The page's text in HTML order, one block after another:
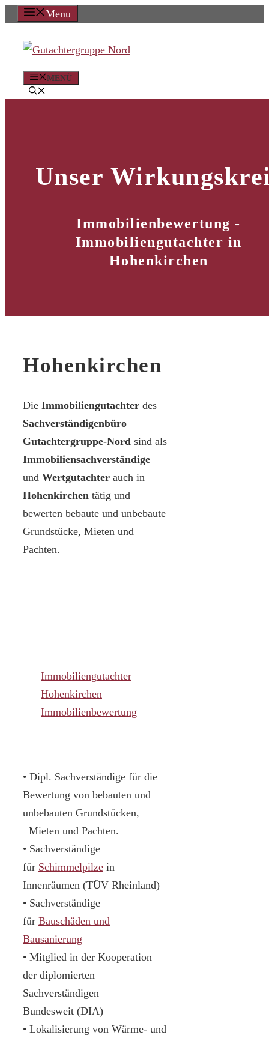
Zum
springen
Menu
MENÜ
Unser
Immobilienbewertung -
Immobiliengutachter in
Hohenkirchen
Hohenkirchen
Die Immobiliengutachter des
Sachverständigenbüro
Gutachtergruppe-Nord sind als
Immobiliensachverständige
und Wertgutachter auch in
Hohenkirchen tätig und
bewerten bebaute und unbebaute
Grundstücke, Mieten und
Pachten.
Immobiliengutachter
Hohenkirchen
Immobilienbewertung
• Dipl. Sachverständige für die
Bewertung von bebauten und
unbebauten Grundstücken,
Mieten und Pachten.
• Sachverständige
für Schimmelpilze in
Innenräumen (TÜV Rheinland)
• Sachverständige
für Bauschäden und
Bausanierung
• Mitglied in der Kooperation
der diplomierten
Sachverständigen
Bundesweit (DIA)
• Lokalisierung von Wärme- und